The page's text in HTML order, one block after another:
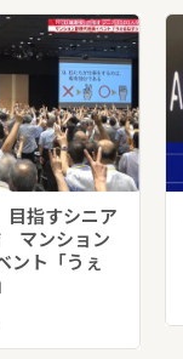
目指すシニア
マンション
ント「うぇ